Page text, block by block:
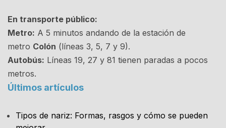
En transporte público:
Metro: A 5 minutos andando de la estación de
metro Colón (líneas 3, 5, 7 y 9).
Autobús: Líneas 19, 27 y 81 tienen paradas a pocos
metros.
Últimos artículos
Tipos de nariz: Formas, rasgos y cómo se pueden